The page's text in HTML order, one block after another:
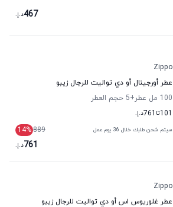
467د.إ.
Zippo
عطر أورجينال أو دي تواليت للرجال زيبو
100 مل عطر
+5
حجم العطر
101تا 761د.إ.
سيتم شحن طلبك خلال 36 يوم عمل 889
14%
761د.إ.
Zippo
عطر غلوريوس اس أو دي تواليت للرجال زيبو